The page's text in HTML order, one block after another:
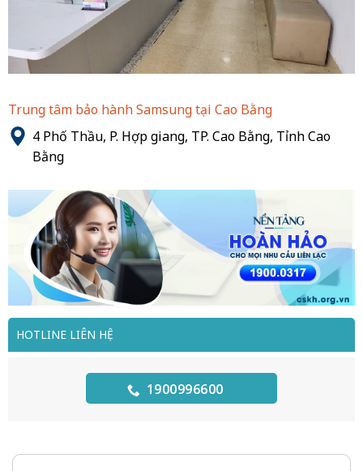
Trung tâm bảo hành Samsung tại Cao Bằng
4 Phố Thầu, P. Hợp giang, TP. Cao Bằng, Tỉnh Cao
Bằng
HOTLINE LIÊN HỆ
1900996600